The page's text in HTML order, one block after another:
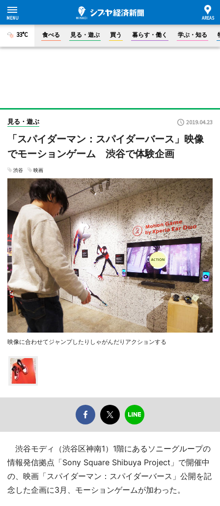
33°C 食べる 見る・遊ぶ 買う 暮らす・働く 学ぶ・知る
見る・遊ぶ 2019.04.23
「スパイダーマン：スパイダーバース」映像
でモーションゲーム 渋谷で体験企画
渋谷 映画
映像に合わせてジャンプしたりしゃがんだりアクションする
渋谷モディ（渋谷区神南1）1階にあるソニーグループの
情報発信拠点「Sony Square Shibuya Project」で開催中
の、映画「スパイダーマン：スパイダーバース」公開を記
念した企画に3月、モーションゲームが加わった。